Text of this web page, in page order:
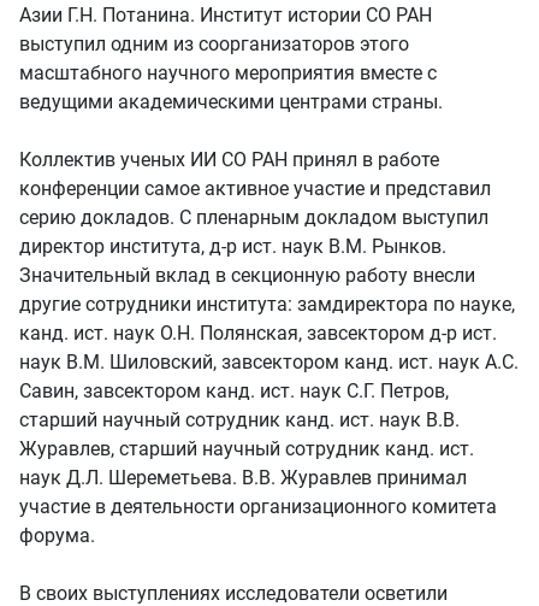
Азии Г.Н. Потанина. Институт истории СО РАН
выступил одним из соорганизаторов этого
масштабного научного мероприятия вместе с
ведущими академическими центрами страны.
Коллектив ученых ИИ СО РАН принял в работе
конференции самое активное участие и представил
серию докладов. С пленарным докладом выступил
директор института, д-р ист. наук В.М. Рынков.
Значительный вклад в секционную работу внесли
другие сотрудники института: замдиректора по науке,
канд. ист. наук О.Н. Полянская, завсектором д-р ист.
наук В.М. Шиловский, завсектором канд. ист. наук А.С.
Савин, завсектором канд. ист. наук С.Г. Петров,
старший научный сотрудник канд. ист. наук В.В.
Журавлев, старший научный сотрудник канд. ист.
наук Д.Л. Шереметьева. В.В. Журавлев принимал
участие в деятельности организационного комитета
форума.
В своих выступлениях исследователи осветили